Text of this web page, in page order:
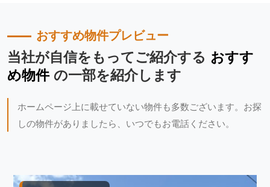
おすすめ物件プレビュー
当社が自信をもってご紹介する おすす
め物件の一部を紹介します
ホームページ上に載せていない物件も多数ございます。お探
しの物件がありましたら、いつでもお電話ください。